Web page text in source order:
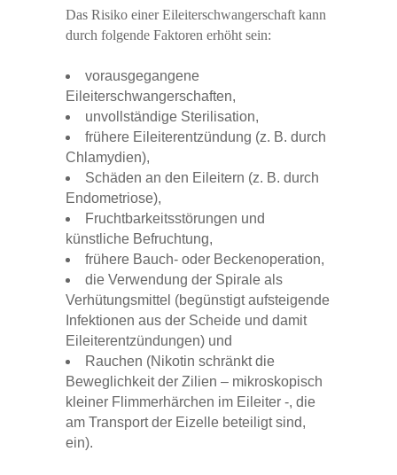
Das Risiko einer Eileiterschwangerschaft kann
durch folgende Faktoren erhöht sein:
vorausgegangene
Eileiterschwangerschaften,
unvollständige Sterilisation,
frühere Eileiterentzündung (z. B. durch
Chlamydien),
Schäden an den Eileitern (z. B. durch
Endometriose),
Fruchtbarkeitsstörungen und
künstliche Befruchtung,
frühere Bauch- oder Beckenoperation,
die Verwendung der Spirale als
Verhütungsmittel (begünstigt aufsteigende
Infektionen aus der Scheide und damit
Eileiterentzündungen) und
Rauchen (Nikotin schränkt die
Beweglichkeit der Zilien – mikroskopisch
kleiner Flimmerhärchen im Eileiter -, die
am Transport der Eizelle beteiligt sind,
ein).